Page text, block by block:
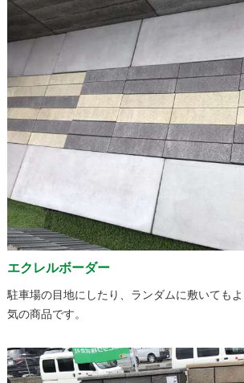
エクレルボーダー
駐車場の目地にしたり、ランダムに敷いても
気の商品です。